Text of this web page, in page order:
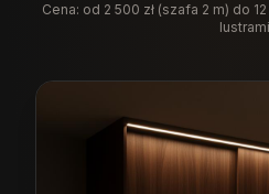
Cena: od 2 500 zł (szafa 2 m) do